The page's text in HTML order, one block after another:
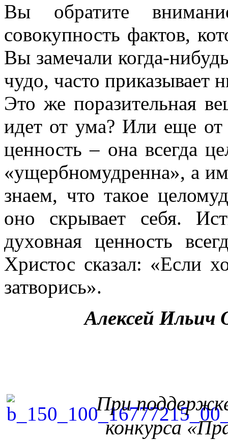
Вы обратите
совокупность фактов,
Вы замечали когда-
чудо, часто приказывает
Это же поразительная
идет от ума? Или еще от
ценность – она всегда
«ущербномудренна», а
знаем, что такое
оно скрывает себя.
духовная ценность
Христос сказал: «Если
затворись».
Алексей Ильич
При
конкурса